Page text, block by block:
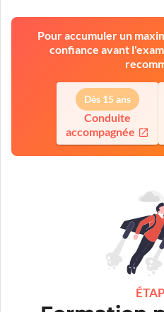
Pour accumuler un
confiance avant
Dès 15 ans
Conduite
accompagnée